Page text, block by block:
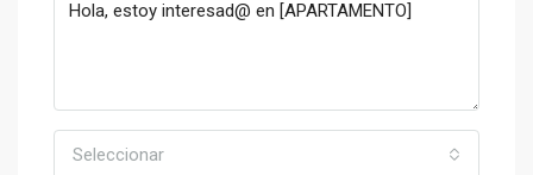
Seleccionar